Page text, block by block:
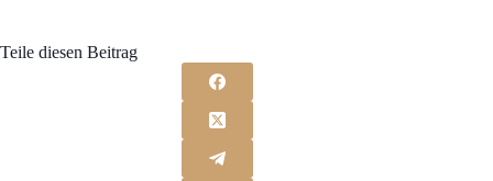
Teile diesen Beitrag